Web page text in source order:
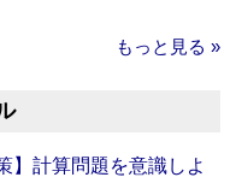
もっと見る »
】計算問題を意識しよ